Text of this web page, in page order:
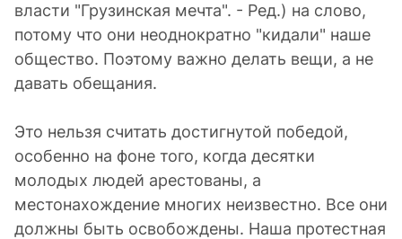
власти "Грузинская мечта". - Ред.) на слово,
потому что они неоднократно "кидали" наше
общество. Поэтому важно делать вещи, а не
давать обещания.
Это нельзя считать достигнутой победой,
особенно на фоне того, когда десятки
молодых людей арестованы, а
местонахождение многих неизвестно. Все они
должны быть освобождены. Наша протестная